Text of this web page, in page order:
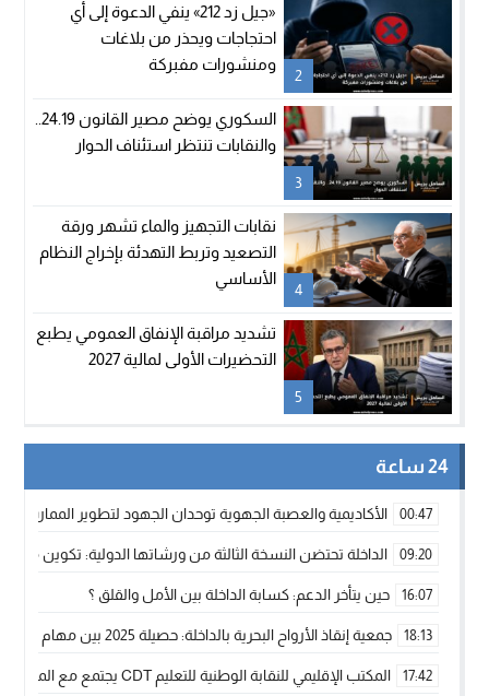
2
«جيل زد 212» ينفي الدعوة إلى أي
احتجاجات ويحذر من بلاغات
ومنشورات مفبركة
3
والنقابات تنتظر استئناف الحوار
4
نقابات التجهيز والماء تشهر ورقة
التصعيد وتربط التهدئة بإخراج النظام
الأساسي
5
تشديد مراقبة الإنفاق العمومي يطبع
التحضيرات الأولى لمالية 2027
24 ساعة
00:47 الأكاديمية والعصبة الجهوية توحدان الجهود لتطوير الممارسة
09:20 الداخلة تحتضن النسخة الثالثة من ورشاتها الدولية: تكوين
16:07 حين يتأخر الدعم: كسابة الداخلة بين الأمل والقلق ؟
18:13 جمعية إنقاذ الأرواح البحرية بالداخلة: حصيلة 2025 بين مهام الإنقاذ ومشروع “دار البحار”
17:42 المكتب الإقليمي للنقابة الوطنية للتعليم CDT يجتمع مع المدير الإقليمي لمناقشة ملفات جوهرية لنساء ورجال التعليم